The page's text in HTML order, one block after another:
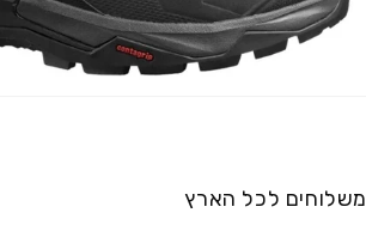
משלוחים לכל הארץ